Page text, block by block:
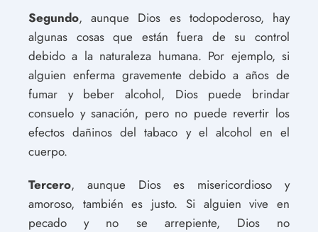
Segundo, aunque Dios es todopoderoso, hay
algunas cosas que están fuera de su control
debido a la naturaleza humana. Por ejemplo, si
alguien enferma gravemente debido a años de
fumar y beber alcohol, Dios puede brindar
consuelo y sanación, pero no puede revertir los
efectos dañinos del tabaco y el alcohol en el
cuerpo.
Tercero, aunque Dios es misericordioso y
amoroso, también es justo. Si alguien vive en
pecado y no se arrepiente, Dios no